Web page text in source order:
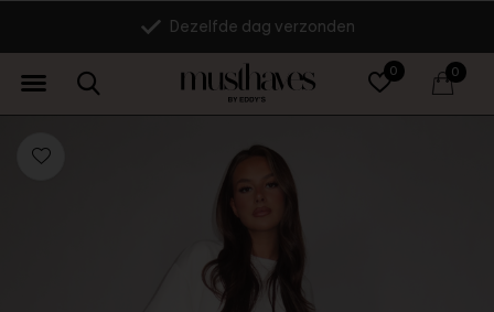
0 0
Dezelfde dag verzonden